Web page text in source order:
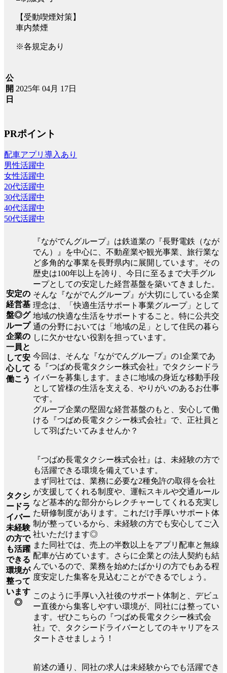
【受動喫煙対策】
車内禁煙
※各規定あり
公
開
日
2025年 04月 17日
PRポイント
配車アプリ導入あり
男性活躍中
女性活躍中
20代活躍中
30代活躍中
40代活躍中
50代活躍中
安定の
経営基
盤◎グ
ループ
企業の
一員と
して安
心して
働こう
『ながでんグループ』は鉄道業の『長野電鉄（なが
でん）』を中心に、不動産業や観光事業、旅行業な
ど多角的な事業を長野県内に展開しています。その
歴史は100年以上を誇り、今日に至るまで大手グル
ープとしての安定した経営基盤を築いてきました。
そんな『ながでんグループ』が大切にしている企業
理念は、「快適生活サポート事業グループ」として
地域の快適な生活をサポートすること。特に公共交
通の分野においては「地域の足」として住民の暮ら
しに欠かせない役割を担っています。
今回は、そんな『ながでんグループ』の1企業であ
る『つばめ長電タクシー株式会社』でタクシードラ
イバーを募集します。まさに地域の身近な移動手段
として皆様の生活を支える、やりがいのあるお仕事
です。
グループ企業の堅固な経営基盤のもと、安心して働
ける『つばめ長電タクシー株式会社』で、正社員と
して羽ばたいてみませんか？
タクシ
ードラ
イバー
未経験
の方で
も活躍
できる
環境が
整って
います
◎
『つばめ長電タクシー株式会社』は、未経験の方で
も活躍できる環境を備えています。
まず同社では、業務に必要な2種免許の取得を会社
が支援してくれる制度や、運転スキルや交通ルール
など基本的な部分からレクチャーしてくれる充実し
た研修制度があります。これだけ手厚いサポート体
制が整っているから、未経験の方でも安心してご入
社いただけます◎
また同社では、売上の半数以上をアプリ配車と無線
配車が占めています。さらに企業との法人契約も結
んでいるので、業務を始めたばかりの方でもある程
度安定した集客を見込むことができるでしょう。
このように手厚い入社後のサポート体制と、デビュ
ー直後から集客しやすい環境が、同社には整ってい
ます。ぜひこちらの『つばめ長電タクシー株式会
社』で、タクシードライバーとしてのキャリアをス
タートさせましょう！
前述の通り、同社の求人は未経験からでも活躍でき